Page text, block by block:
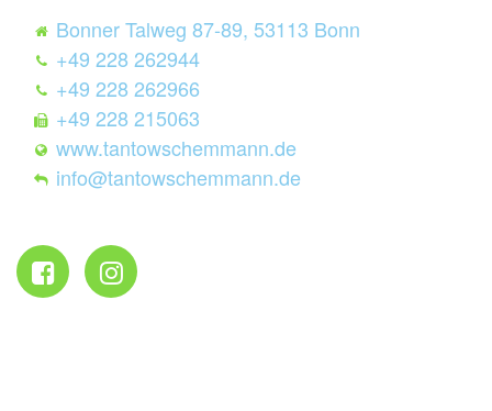
Bonner Talweg 87-89, 53113 Bonn
+49 228 262944
+49 228 262966
+49 228 215063
www.tantowschemmann.de
info@tantowschemmann.de